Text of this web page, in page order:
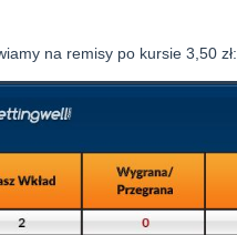
na remisy po kursie 3,50 zł: